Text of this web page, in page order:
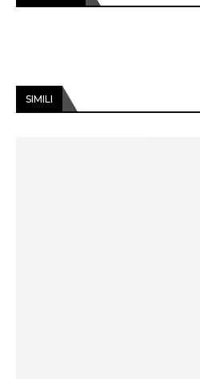
SIMILI